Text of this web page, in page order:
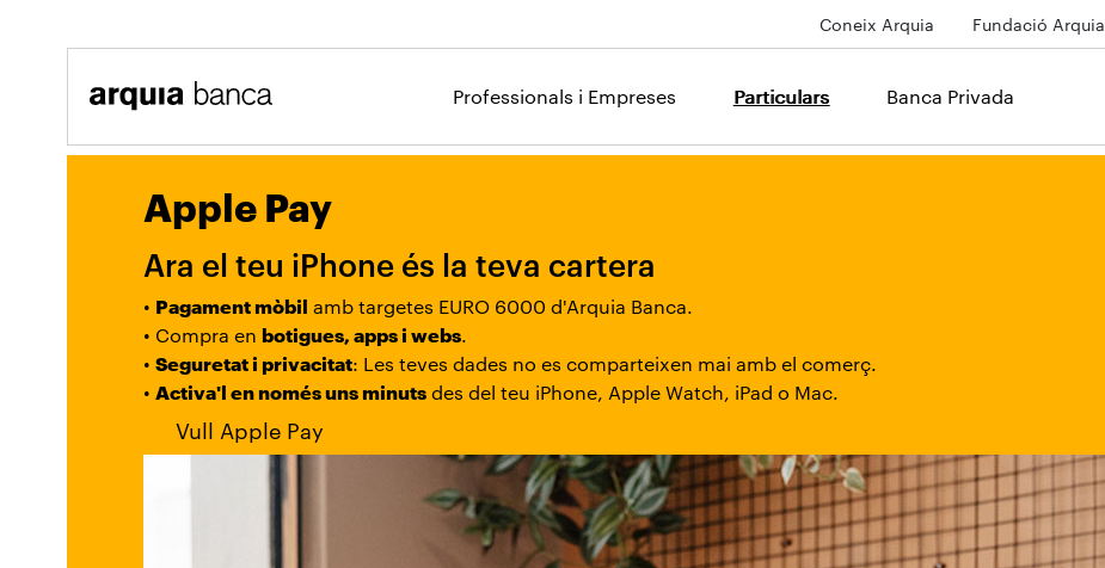
Coneix Arquia Fundació Arquia
Professionals i Empreses Particulars Banca Privada
Apple Pay
Ara el teu iPhone és la teva cartera
• Pagament mòbil amb targetes EURO 6000 d'Arquia Banca.
• Compra en botigues, apps i webs.
• Seguretat i privacitat: Les teves dades no es comparteixen mai amb el comerç.
• Activa'l en només uns minuts des del teu iPhone, Apple Watch, iPad o Mac.
Vull Apple Pay